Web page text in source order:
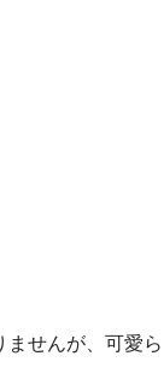
せんが、可愛ら